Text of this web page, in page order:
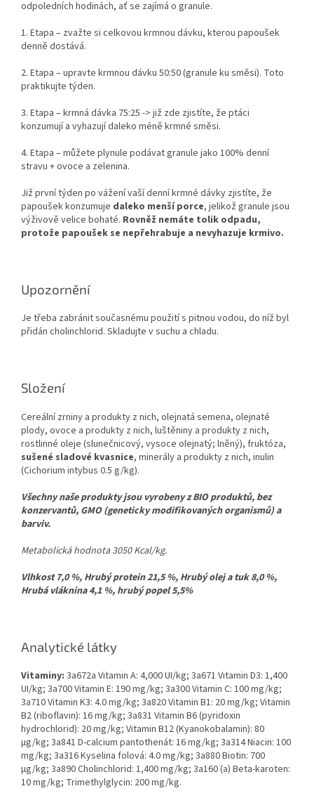
odpoledních hodinách, ať se zajímá o granule.
1. Etapa – zvažte si celkovou krmnou dávku, kterou papoušek
denně dostává.
2. Etapa – upravte krmnou dávku 50:50 (granule ku směsi). Toto
praktikujte týden.
3. Etapa – krmná dávka 75:25 -> již zde zjistíte, že ptáci
konzumují a vyhazují daleko méně krmné směsi.
4. Etapa – můžete plynule podávat granule jako 100% denní
stravu + ovoce a zelenina.
Již první týden po vážení vaší denní krmné dávky zjistíte, že
papoušek konzumuje daleko menší porce, jelikož granule jsou
výživově velice bohaté. Rovněž nemáte tolik odpadu,
protože papoušek se nepřehrabuje a nevyhazuje krmivo.
Upozornění
Je třeba zabránit současnému použití s pitnou vodou, do níž byl
přidán cholinchlorid. Skladujte v suchu a chladu.
Složení
Cereální zrniny a produkty z nich, olejnatá semena, olejnaté
plody, ovoce a produkty z nich, luštěniny a produkty z nich,
rostlinné oleje (slunečnicový, vysoce olejnatý; lněný), fruktóza,
sušené sladové kvasnice, minerály a produkty z nich, inulin
(Cichorium intybus 0.5 g/kg).
Všechny naše produkty jsou vyrobeny z BIO produktů, bez
konzervantů, GMO (geneticky modifikovaných organismů) a
barviv.
Metabolická hodnota 3050 Kcal/kg.
Vlhkost 7,0 %, Hrubý protein 21,5 %, Hrubý olej a tuk 8,0 %,
Hrubá vláknina 4,1 %, hrubý popel 5,5%
Analytické látky
Vitaminy: 3a672a Vitamin A: 4,000 UI/kg; 3a671 Vitamin D3: 1,400
UI/kg; 3a700 Vitamin E: 190 mg/kg; 3a300 Vitamin C: 100 mg/kg;
3a710 Vitamin K3: 4.0 mg/kg; 3a820 Vitamin B1: 20 mg/kg; Vitamin
B2 (riboflavin): 16 mg/kg; 3a831 Vitamin B6 (pyridoxin
hydrochlorid): 20 mg/kg; Vitamin B12 (Kyanokobalamin): 80
µg/kg; 3a841 D-calcium pantothenát: 16 mg/kg; 3a314 Niacin: 100
mg/kg; 3a316 Kyselina folová: 4.0 mg/kg; 3a880 Biotin: 700
µg/kg; 3a890 Cholinchlorid: 1,400 mg/kg; 3a160 (a) Beta-karoten:
10 mg/kg; Trimethylglycin: 200 mg/kg.